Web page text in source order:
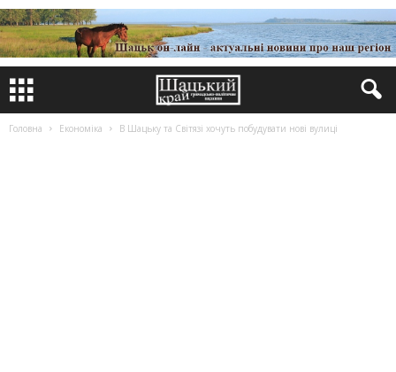
Головна Економіка В Шацьку та Світязі хочуть побудувати нові вулиці